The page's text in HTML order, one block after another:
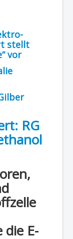
stellt
vor
RG
die E-